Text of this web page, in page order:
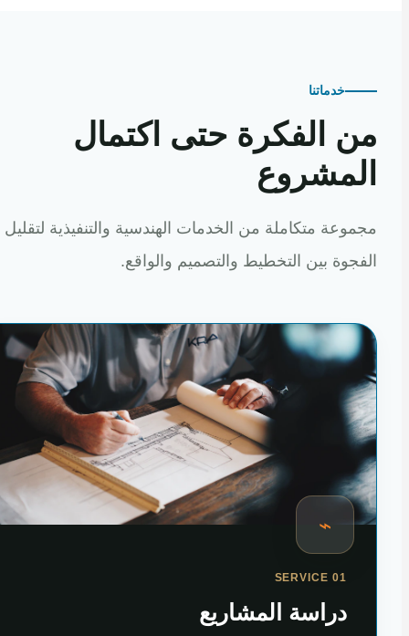
خدماتنا
الفكرة حتى اكتمال
متكاملة من الخدمات الهندسية والتنفيذية لتقليل
بين التخطيط والتصميم والواقع.
⌁
SERVICE 01
دراسة المشاريع